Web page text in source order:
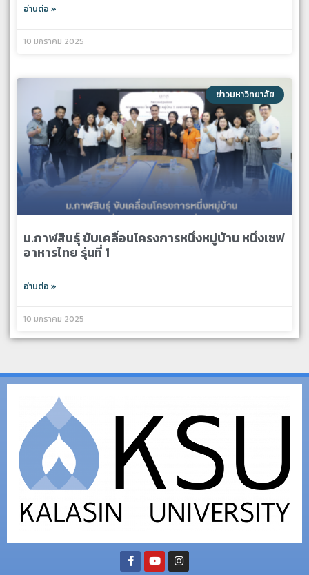
อ่านต่อ »
10 มกราคม 2025
ข่าวมหาวิทยาลัย
ม.กาฬสินธุ์ ขับเคลื่อนโครงการหนึ่งหมู่บ้าน หนึ่งเชฟ
อาหารไทย รุ่นที่ 1
อ่านต่อ »
10 มกราคม 2025